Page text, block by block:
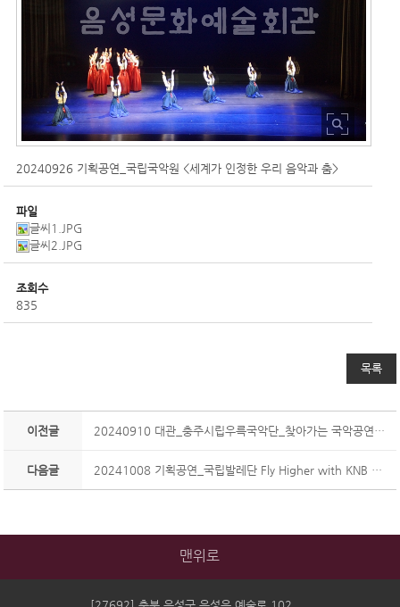
20240926 기획공연_국립국악원 <세계가 인정한 우리 음악과 춤>
파일
글씨1.JPG
글씨2.JPG
조회수
835
목록
이전글 20240910 대관_충주시립우륵국악단_찾아가는 국악공연<깨비깨비 도깨비>
다음글 20241008 기획공연_국립발레단 Fly Higher with KNB <해설이 있는 전막발레 돈키호테>
맨위로